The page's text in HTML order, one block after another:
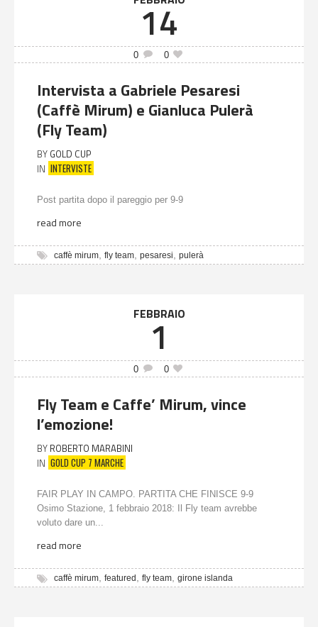
14
0 0
Intervista a Gabriele Pesaresi
(Caffè Mirum) e Gianluca Pulerà
(Fly Team)
BY GOLD CUP
IN INTERVISTE
Post partita dopo il pareggio per 9-9
read more
caffè mirum fly team pesaresi pulerà
FEBBRAIO
1
0 0
Fly Team e Caffe’ Mirum, vince
l’emozione!
BY ROBERTO MARABINI
IN GOLD CUP 7 MARCHE
FAIR PLAY IN CAMPO. PARTITA CHE FINISCE 9-9
Osimo Stazione, 1 febbraio 2018: Il Fly team avrebbe
voluto dare un...
read more
caffè mirum, featured , fly team, girone islanda